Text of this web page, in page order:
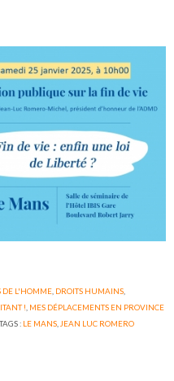
DE L'HOMME, DROITS HUMAINS,
! MES DÉPLACEMENTS EN PROVINCE
TAGS : LE MANS JEAN LUC ROMERO